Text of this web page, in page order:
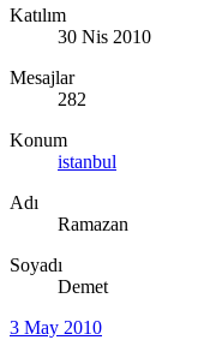
Katılım
30 Nis 2010
Mesajlar
282
Konum
istanbul
Adı
Ramazan
Soyadı
Demet
3 May 2010